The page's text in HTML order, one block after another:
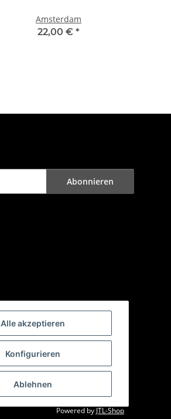
Alle akzeptieren
Konfigurieren
Ablehnen
Amsterdam
22,00 € *
Abonnieren
Powered by JTL-Shop